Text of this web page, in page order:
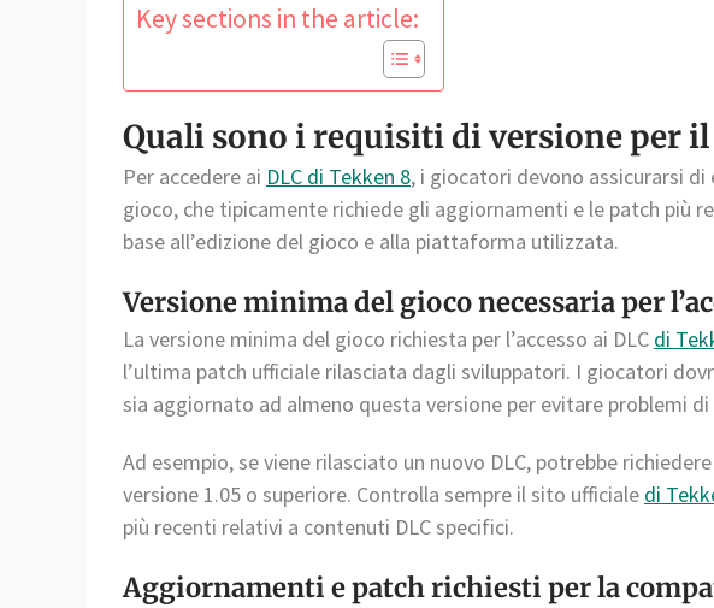
Key sections in the article:
Quali sono i requisiti di versione per il
Per accedere ai DLC di Tekken 8, i giocatori devono assicurarsi
gioco, che tipicamente richiede gli aggiornamenti e le patch più
base all’edizione del gioco e alla piattaforma utilizzata.
Versione minima del gioco necessaria per
La versione minima del gioco richiesta per l’accesso ai DLC di
l’ultima patch ufficiale rilasciata dagli sviluppatori. I giocatori
sia aggiornato ad almeno questa versione per evitare problemi
Ad esempio, se viene rilasciato un nuovo DLC, potrebbe
versione 1.05 o superiore. Controlla sempre il sito ufficiale di
più recenti relativi a contenuti DLC specifici.
Aggiornamenti e patch richiesti per la